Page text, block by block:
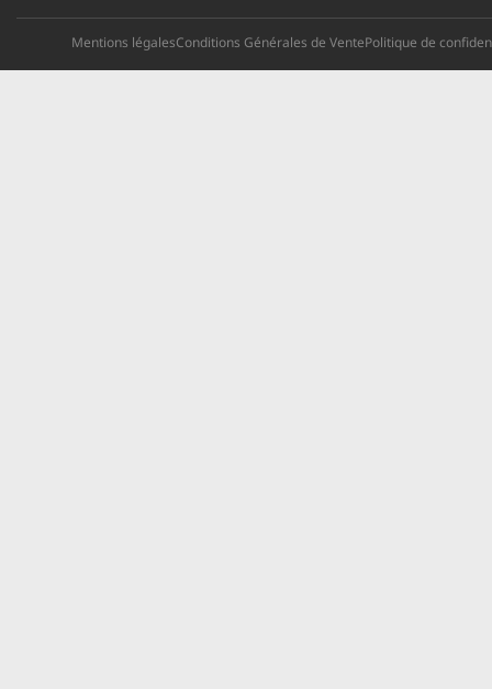
Mentions légalesConditions Générales de VentePolitique de